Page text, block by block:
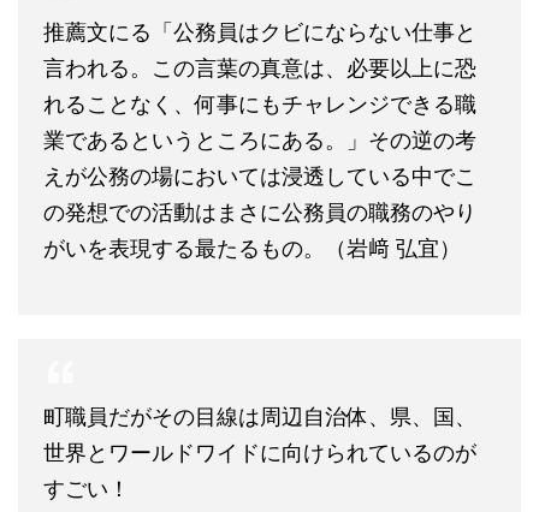
推薦文にる「公務員はクビにならない仕事と
言われる。この言葉の真意は、必要以上に恐
れることなく、何事にもチャレンジできる職
業であるというところにある。」その逆の考
えが公務の場においては浸透している中でこ
の発想での活動はまさに公務員の職務のやり
がいを表現する最たるもの。（岩﨑 弘宜）
町職員だがその目線は周辺自治体、県、国、
世界とワールドワイドに向けられているのが
すごい！